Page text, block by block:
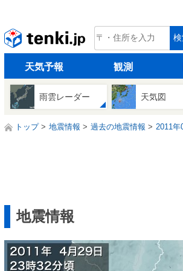
tenki.jp
天気予報 観測
雨雲レーダー 天気図
トップ 地震情報 過去の地震情報 2011年
地震情報